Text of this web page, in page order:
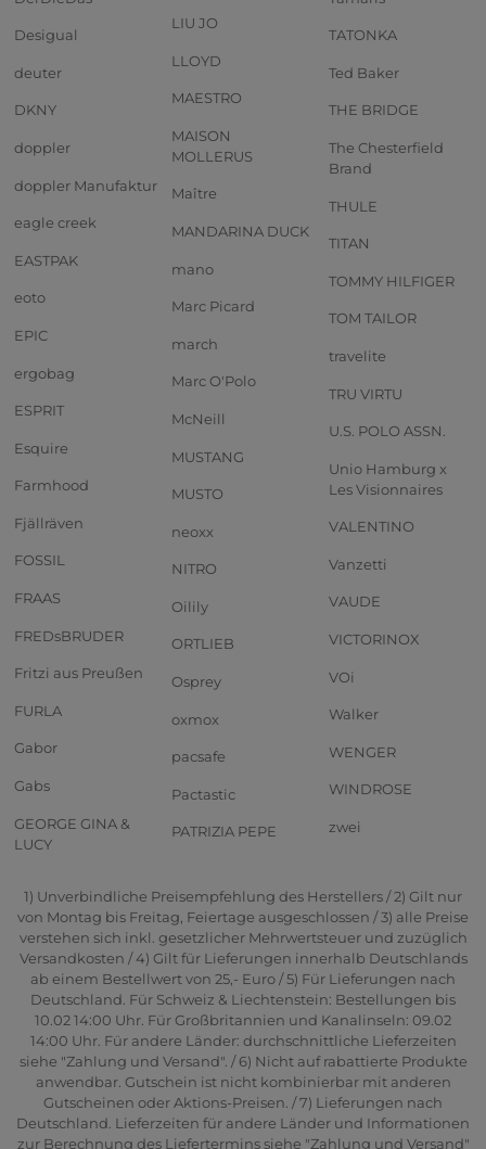
Desigual
deuter
DKNY
doppler
doppler Manufaktur
eagle creek
EASTPAK
eoto
EPIC
ergobag
ESPRIT
Esquire
Farmhood
Fjällräven
FOSSIL
FRAAS
FREDsBRUDER
Fritzi aus Preußen
FURLA
Gabor
Gabs
GEORGE GINA &
LUCY
LIU JO
LLOYD
MAESTRO
MAISON
MOLLERUS
Maître
MANDARINA DUCK
mano
Marc Picard
march
Marc O'Polo
McNeill
MUSTANG
MUSTO
neoxx
NITRO
Oilily
ORTLIEB
Osprey
oxmox
pacsafe
Pactastic
PATRIZIA PEPE
TATONKA
Ted Baker
THE BRIDGE
The Chesterfield
Brand
THULE
TITAN
TOMMY HILFIGER
TOM TAILOR
travelite
TRU VIRTU
U.S. POLO ASSN.
Unio Hamburg x
Les Visionnaires
VALENTINO
Vanzetti
VAUDE
VICTORINOX
VOi
Walker
WENGER
WINDROSE
zwei
1) Unverbindliche Preisempfehlung des Herstellers / 2) Gilt nur
von Montag bis Freitag, Feiertage ausgeschlossen / 3) alle Preise
verstehen sich inkl. gesetzlicher Mehrwertsteuer und zuzüglich
Versandkosten / 4) Gilt für Lieferungen innerhalb Deutschlands
ab einem Bestellwert von 25,- Euro / 5) Für Lieferungen nach
Deutschland. Für Schweiz & Liechtenstein: Bestellungen bis
10.02 14:00 Uhr. Für Großbritannien und Kanalinseln: 09.02
14:00 Uhr. Für andere Länder: durchschnittliche Lieferzeiten
siehe "Zahlung und Versand". / 6) Nicht auf rabattierte Produkte
anwendbar. Gutschein ist nicht kombinierbar mit anderen
Gutscheinen oder Aktions-Preisen. / 7) Lieferungen nach
Deutschland. Lieferzeiten für andere Länder und Informationen
zur Berechnung des Liefertermins siehe "Zahlung und Versand"